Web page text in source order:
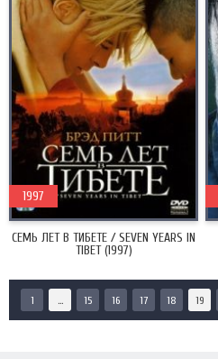
СЕМЬ ЛЕТ В ТИБЕТЕ / SEVEN YEARS IN
TIBET (1997)
1997
1 ... 15 16 17 18 19